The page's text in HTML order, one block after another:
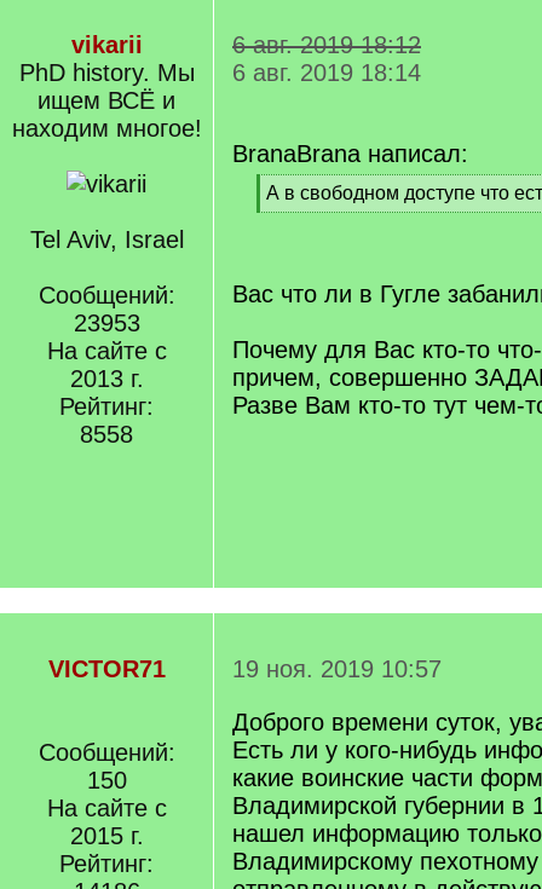
vikarii
PhD history. Мы
ищем ВСЁ и
находим многое!
Tel Aviv, Israel
Сообщений:
23953
На сайте с
2013 г.
Рейтинг:
8558
6 авг. 2019 18:12
6 авг. 2019 18:14
BranaBrana написал:
[
q
А в свободном доступе что
[
Вас что ли в Гугле
Почему для Вас кто-то
причем, совершенно
Разве Вам кто-то тут чем-
VICTOR71
Сообщений:
150
На сайте с
2015 г.
Рейтинг:
19 ноя. 2019 10:57
Доброго времени суток,
Есть ли у кого-нибудь
какие воинские части
Владимирской губернии в
нашел информацию
Владимирскому пехотному